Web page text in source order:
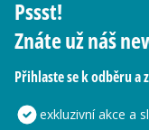
Pssst!
Znáte už náš
Přihlaste se k odběru a
exkluzivní akce a